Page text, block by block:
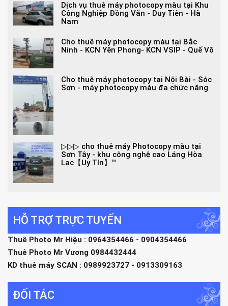
Dịch vụ thuê máy photocopy màu tại Khu
Công Nghiệp Đồng Văn - Duy Tiên - Hà
Nam
Cho thuê máy photocopy màu tại Bắc
Ninh - KCN Yên Phong- KCN VSIP - Quế Võ
Cho thuê máy photocopy tại Nội Bài - Sóc
Sơn - máy photocopy màu đa chức năng
▷▷▷ cho thuê máy Photocopy màu tại
Sơn Tây - khu công nghệ cao Láng Hòa
Lạc【Uy Tín】™
HỖ TRỢ TRỰC TUYẾN
Thuê Photo Mr Hiệu : 0964354466 - 0904354466
Thuê Photo Mr Vương 0984432444
KD thuê máy SCAN : 0989923727 - 0913309163
ĐỐI TÁC